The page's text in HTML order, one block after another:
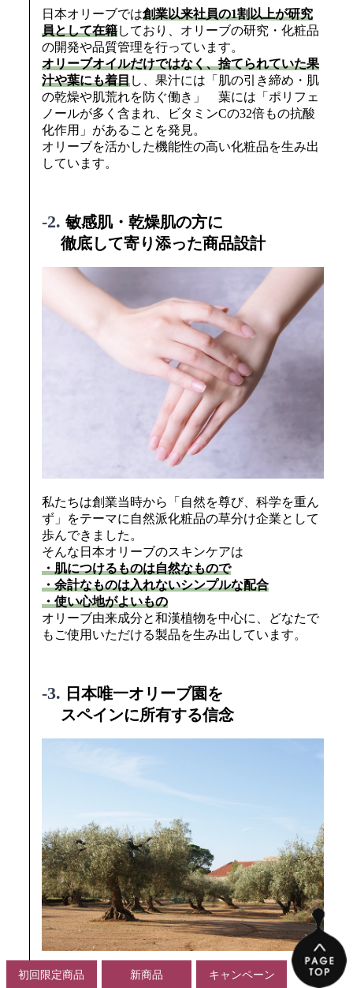
初回限定商品 新商品 キャンペーン